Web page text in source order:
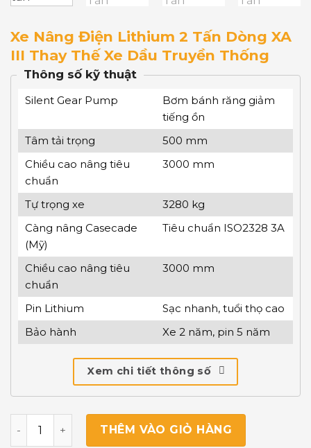
Xe Nâng Điện Lithium 2 Tấn Dòng XA
III Thay Thế Xe Dầu Truyền Thống
Thông số kỹ thuật
Silent Gear Pump
Bơm bánh răng giảm
tiếng ồn
Tâm tải trọng
500 mm
Chiều cao nâng tiêu
chuẩn
3000 mm
Tự trọng xe
3280 kg
Càng nâng Casecade
(Mỹ)
Tiêu chuẩn ISO2328 3A
Chiều cao nâng tiêu
chuẩn
3000 mm
Pin Lithium
Sạc nhanh, tuổi thọ cao
Bảo hành
Xe 2 năm, pin 5 năm
Xem chi tiết thông số
Xe Nâng Điện Lithium 2 Tấn Dòng XA III Thay Thế Xe
THÊM VÀO GIỎ HÀNG